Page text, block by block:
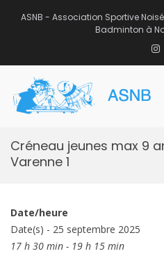
ASNB - Association Sportive
Badminton à
Créneau jeunes max 9
Varenne 1
Date/heure
Date(s) - 25 septembre 2025
17 h 30 min - 19 h 15 min